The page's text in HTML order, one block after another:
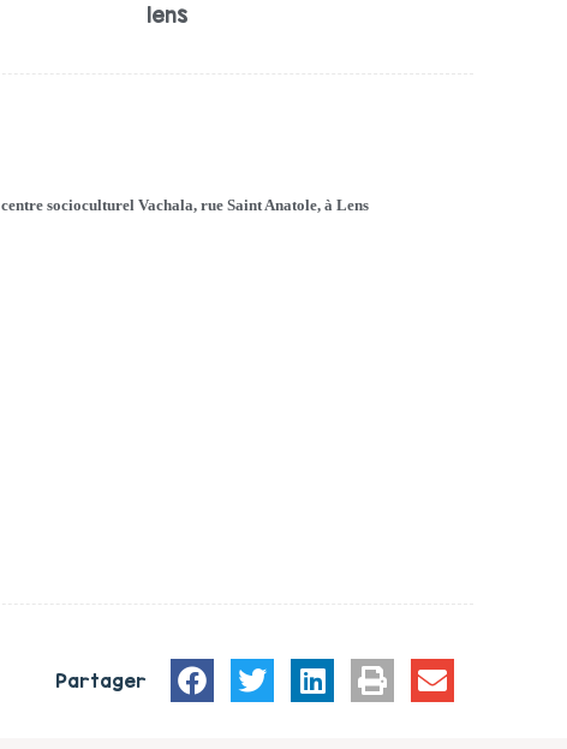
lens
centre socioculturel Vachala, rue Saint Anatole, à Lens
Partager